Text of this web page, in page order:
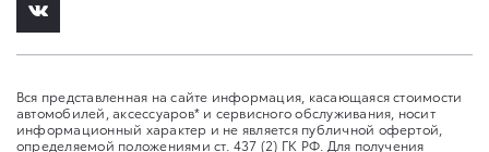
Вся представленная на сайте информация, касающаяся стоимости
автомобилей, аксессуаров* и сервисного обслуживания, носит
информационный характер и не является публичной офертой,
определяемой положениями ст. 437 (2) ГК РФ. Для получения